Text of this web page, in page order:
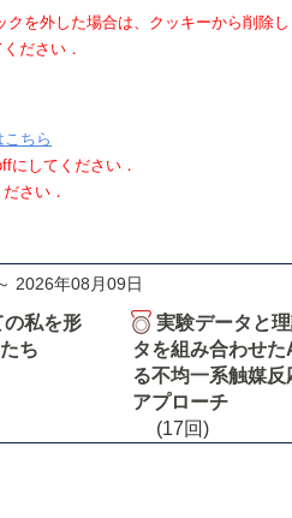
を外した場合は、クッキーから削除し
ださい．
ちら
にしてください．
さい．
2026年08月09日
私を形
ち
実験データと
タを組み合わせた
る不均一系触媒反
アプローチ
(17回)